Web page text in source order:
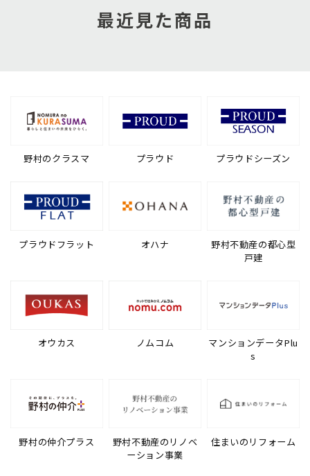
最近見た商品
野村のクラスマ プラウド プラウドシーズン
プラウドフラット オハナ
野村不動産の都心型
戸建
オウカス ノムコム
マンションデータPlu
s
野村の仲介プラス
野村不動産のリノベ
ーション事業
住まいのリフォーム